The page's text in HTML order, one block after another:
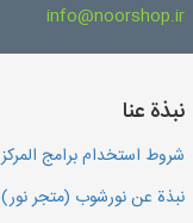
info@noorshop.ir
نبذة عنا
شروط استخدام برامج المركز
نبذة عن نورشوب (متجر نور)